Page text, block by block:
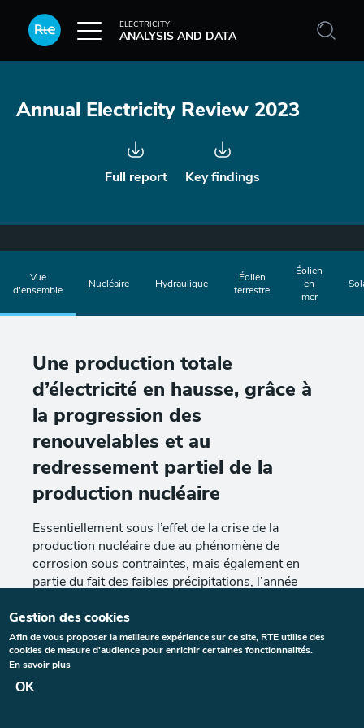
ANALYSIS AND DATA
ELECTRICITY
Annual Electricity Review 2023
Full report Key findings
Vue
d'ensemble
Nucléaire Hydraulique
Éolien
terrestre
Éolien
en
mer
BE 2023 - Production
Une production totale
d’électricité en hausse, grâce à
la progression des
renouvelables et au
redressement partiel de la
production nucléaire
Essentiellement sous l’effet de la crise de la
production nucléaire due au phénomène de
corrosion sous contraintes, mais également en
partie du fait des faibles précipitations, l’année
d’électricité en France, autant du point de vue du
volume total produit que de la répartition entre
filières. En 2023, la production a retrouvé des
caractéristiques plus proches de l’historique, tout en
restant en écart par rapport aux années avant-crise.
Gestion des cookies
Afin de vous proposer la meilleure expérience sur ce site, RTE utilise des
cookies de mesure d'audience pour enrichir certaines fonctionnalités.
En savoir plus
OK